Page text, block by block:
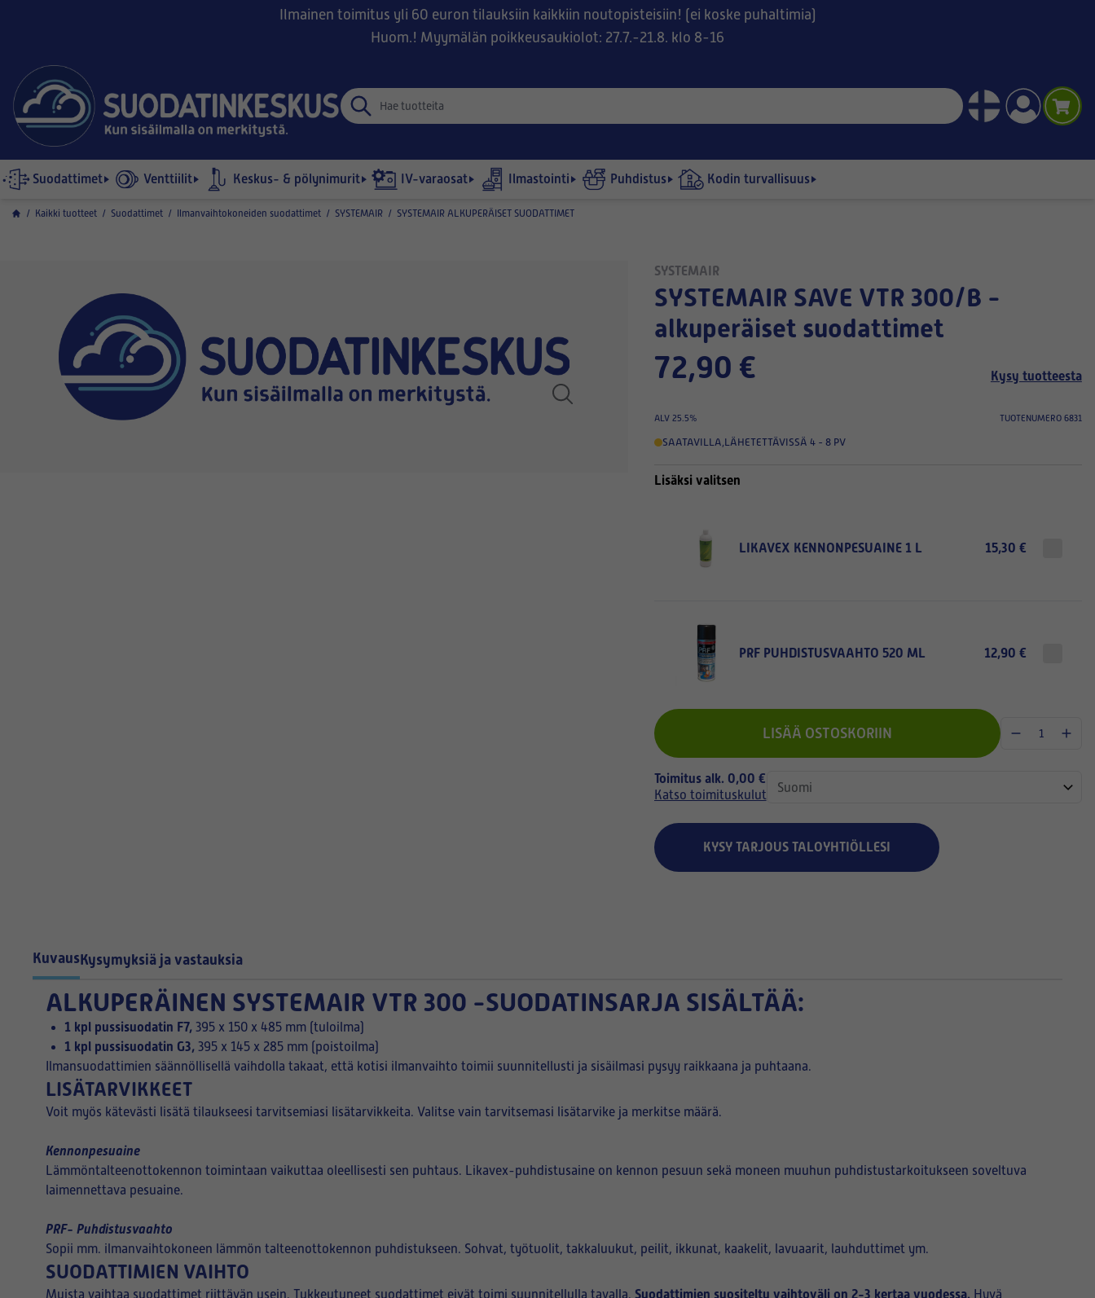
Ilmainen toimitus yli 60 euron tilauksiin kaikkiin noutopisteisiin! (ei koske puhaltimia)
Huom.! Myymälän poikkeusaukiolot: 27.7.-21.8. klo 8-16
Suodattimet Venttiilit Keskus- & pölynimurit IV-varaosat Ilmastointi Puhdistus Kodin turvallisuus
/ Kaikki tuotteet / Suodattimet / Ilmanvaihtokoneiden suodattimet / SYSTEMAIR / SYSTEMAIR ALKUPERÄISET SUODATTIMET
SYSTEMAIR
SYSTEMAIR SAVE VTR 300/B -
alkuperäiset suodattimet
72,90 € Kysy tuotteesta
ALV 25.5% TUOTENUMERO 6831
SAATAVILLA,LÄHETETTÄVISSÄ 4 - 8 PV
Lisäksi valitsen
LIKAVEX KENNONPESUAINE 1 L 15,30 €
PRF PUHDISTUSVAAHTO 520 ML 12,90 €
LISÄÄ OSTOSKORIIN
Toimitus alk. 0,00 €
Katso toimituskulut
KYSY TARJOUS TALOYHTIÖLLESI
KuvausKysymyksiä ja vastauksia
ALKUPERÄINEN SYSTEMAIR VTR 300 -SUODATINSARJA SISÄLTÄÄ:
1 kpl pussisuodatin F7, 395 x 150 x 485 mm (tuloilma)
1 kpl pussisuodatin G3, 395 x 145 x 285 mm (poistoilma)
Ilmansuodattimien säännöllisellä vaihdolla takaat, että kotisi ilmanvaihto toimii suunnitellusti ja sisäilmasi pysyy raikkaana ja puhtaana.
LISÄTARVIKKEET
Voit myös kätevästi lisätä tilaukseesi tarvitsemiasi lisätarvikkeita. Valitse vain tarvitsemasi lisätarvike ja merkitse määrä.
Kennonpesuaine
Lämmöntalteenottokennon toimintaan vaikuttaa oleellisesti sen puhtaus. Likavex-puhdistusaine on kennon pesuun sekä moneen muuhun puhdistustarkoitukseen soveltuva
laimennettava pesuaine.
PRF- Puhdistusvaahto
Sopii mm. ilmanvaihtokoneen lämmön talteenottokennon puhdistukseen. Sohvat, työtuolit, takkaluukut, peilit, ikkunat, kaakelit, lavuaarit, lauhduttimet ym.
SUODATTIMIEN VAIHTO
Muista vaihtaa suodattimet riittävän usein. Tukkeutuneet suodattimet eivät toimi suunnitellulla tavalla. Suodattimien suositeltu vaihtoväli on 2-3 kertaa vuodessa. Hyvä